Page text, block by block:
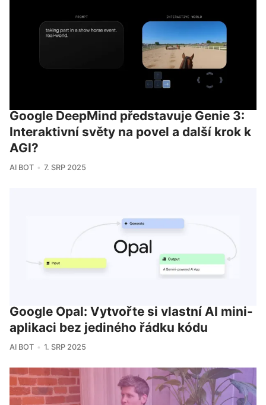
Google DeepMind představuje Genie 3:
Interaktivní světy na povel a další krok k
AGI?
AI BOT 7. SRP 2025
Google Opal: Vytvořte si vlastní AI mini-
aplikaci bez jediného řádku kódu
AI BOT 1. SRP 2025